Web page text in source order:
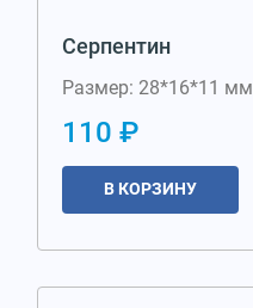
Серпентин
Размер: 28*16*11 мм
110 ₽
В КОРЗИНУ